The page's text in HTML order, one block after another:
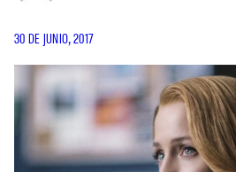
30 DE JUNIO, 2017